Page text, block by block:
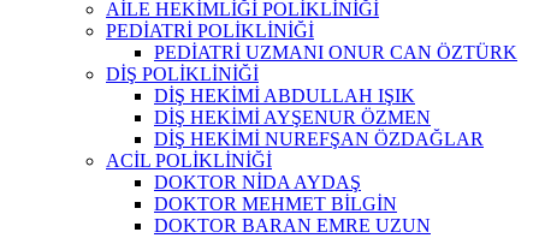
AİLE HEKİMLİĞİ POLİKLİNİĞİ
PEDİATRİ POLİKLİNİĞİ
PEDİATRİ UZMANI ONUR CAN ÖZTÜRK
DİŞ POLİKLİNİĞİ
DİŞ HEKİMİ ABDULLAH IŞIK
DİŞ HEKİMİ AYŞENUR ÖZMEN
DİŞ HEKİMİ NUREFŞAN ÖZDAĞLAR
ACİL POLİKLİNİĞİ
DOKTOR NİDA AYDAŞ
DOKTOR MEHMET BİLGİN
DOKTOR BARAN EMRE UZUN